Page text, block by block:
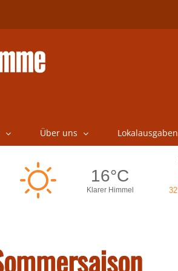
Über uns Lokalausgaben